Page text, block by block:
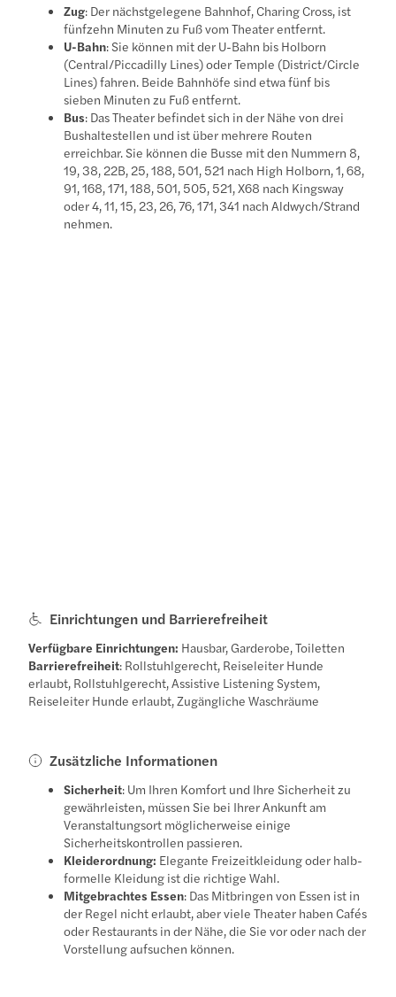
Zug: Der nächstgelegene Bahnhof, Charing Cross, ist
fünfzehn Minuten zu Fuß vom Theater entfernt.
U-Bahn: Sie können mit der U-Bahn bis Holborn
(Central/Piccadilly Lines) oder Temple (District/Circle
Lines) fahren. Beide Bahnhöfe sind etwa fünf bis
sieben Minuten zu Fuß entfernt.
Bus: Das Theater befindet sich in der Nähe von drei
Bushaltestellen und ist über mehrere Routen
erreichbar. Sie können die Busse mit den Nummern 8,
19, 38, 22B, 25, 188, 501, 521 nach High Holborn, 1, 68,
91, 168, 171, 188, 501, 505, 521, X68 nach Kingsway
oder 4, 11, 15, 23, 26, 76, 171, 341 nach Aldwych/Strand
nehmen.
Einrichtungen und Barrierefreiheit
Verfügbare Einrichtungen: Hausbar, Garderobe, Toiletten
Barrierefreiheit: Rollstuhlgerecht, Reiseleiter Hunde
erlaubt, Rollstuhlgerecht, Assistive Listening System,
Reiseleiter Hunde erlaubt, Zugängliche Waschräume
Zusätzliche Informationen
Sicherheit: Um Ihren Komfort und Ihre Sicherheit zu
gewährleisten, müssen Sie bei Ihrer Ankunft am
Veranstaltungsort möglicherweise einige
Sicherheitskontrollen passieren.
Kleiderordnung: Elegante Freizeitkleidung oder halb-
formelle Kleidung ist die richtige Wahl.
Mitgebrachtes Essen: Das Mitbringen von Essen ist in
der Regel nicht erlaubt, aber viele Theater haben Cafés
oder Restaurants in der Nähe, die Sie vor oder nach der
Vorstellung aufsuchen können.